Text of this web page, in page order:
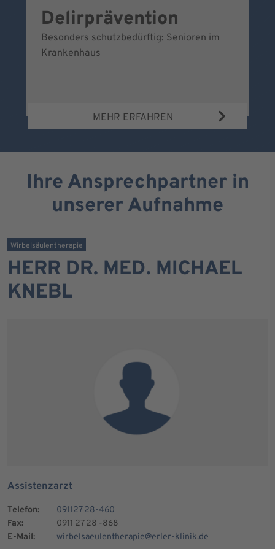
Delirprävention
Besonders schutzbedürftig: Senioren im
Krankenhaus
MEHR ERFAHREN
Ihre Ansprechpartner in
unserer Aufnahme
Wirbelsäulentherapie
HERR DR. MED. MICHAEL
KNEBL
Assistenzarzt
Telefon:
091127 28-460
Fax:
0911 27 28 -868
E-Mail:
wirbelsaeulentherapie@erler-klinik.de